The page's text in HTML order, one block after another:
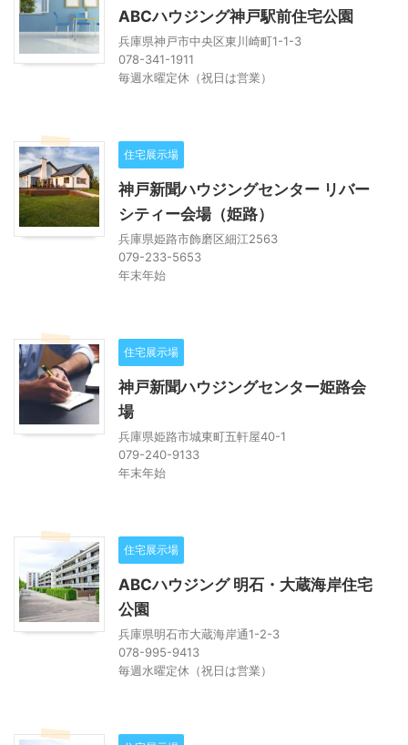
ABCハウジング神戸駅前住宅公園
兵庫県神戸市中央区東川崎町1-1-3
078-341-1911
毎週水曜定休（祝日は営業）
住宅展示場
神戸新聞ハウジングセンター リバー
シティー会場（姫路）
兵庫県姫路市飾磨区細江2563
079-233-5653
年末年始
住宅展示場
神戸新聞ハウジングセンター姫路会
場
兵庫県姫路市城東町五軒屋40-1
079-240-9133
年末年始
住宅展示場
ABCハウジング 明石・大蔵海岸住宅
公園
兵庫県明石市大蔵海岸通1-2-3
078-995-9413
毎週水曜定休（祝日は営業）